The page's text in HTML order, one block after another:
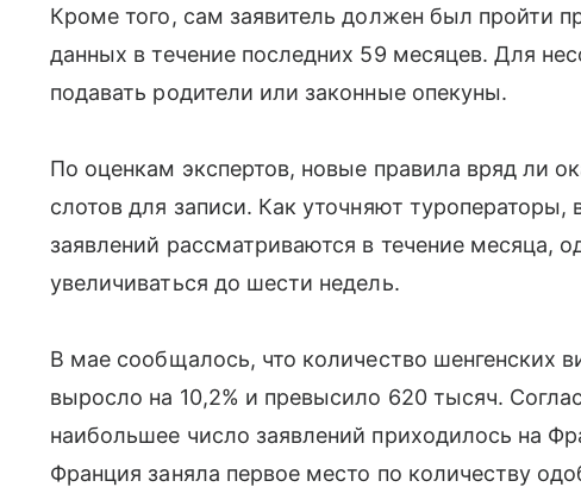
Кроме того, сам заявитель должен был пройти
данных в течение последних 59 месяцев. Для
подавать родители или законные опекуны.
По оценкам экспертов, новые правила вряд ли
слотов для записи. Как уточняют
заявлений рассматриваются в течение месяца,
увеличиваться до шести недель.
В мае сообщалось, что количество шенгенских
выросло на 10,2% и превысило 620 тысяч.
наибольшее число заявлений приходилось на
Франция заняла первое место по количеству